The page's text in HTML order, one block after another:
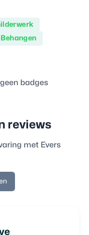
Behangen
badges
reviews
met Evers